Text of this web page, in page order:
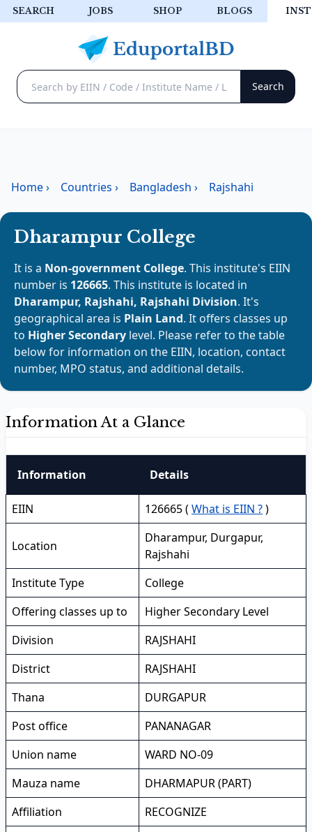
SEARCH JOBS SHOP BLOGS
Home› Countries › Bangladesh › Rajshahi
Dharampur College
It is a Non-government College. This institute's EIIN
number is 126665. This institute is located in
Dharampur, Rajshahi, Rajshahi Division. It's
geographical area is Plain Land. It offers classes up
to Higher Secondary level. Please refer to the table
below for information on the EIIN, location, contact
number, MPO status, and additional details.
Information At a Glance
Information Details
EIIN 126665 ( What is EIIN ?)
Location
Dharampur, Durgapur,
Rajshahi
Institute Type
College
Offering classes up to
Higher Secondary Level
Division
RAJSHAHI
District
RAJSHAHI
Thana
DURGAPUR
Post office
PANANAGAR
Union name
WARD NO-09
Mauza name
DHARMAPUR (PART)
Affiliation
RECOGNIZE